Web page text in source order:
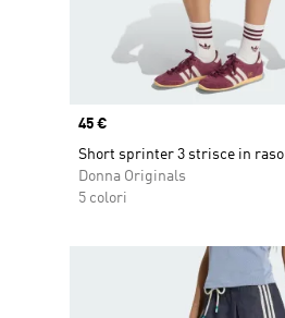
Price
45 €
Short sprinter 3 strisce in raso
Donna Originals
5 colori